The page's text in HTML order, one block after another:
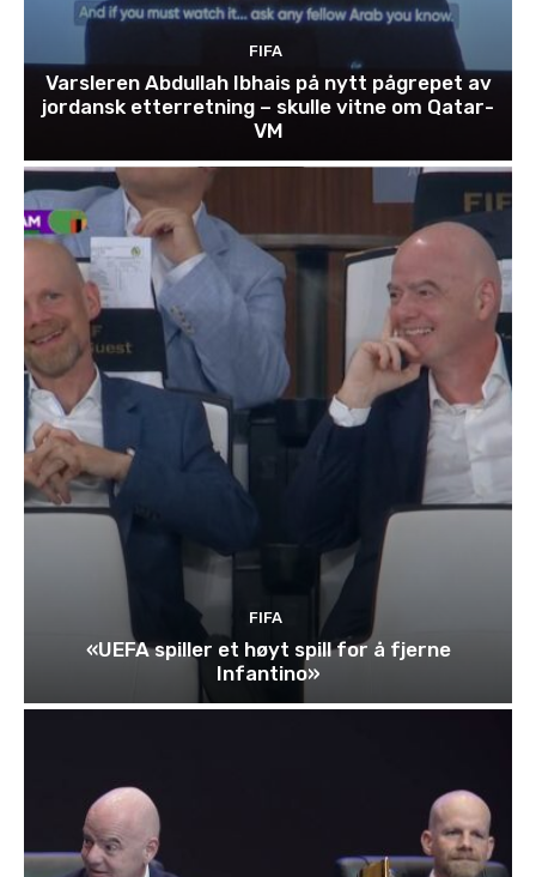
FIFA
Varsleren Abdullah Ibhais på nytt pågrepet av
jordansk etterretning – skulle vitne om Qatar-
VM
FIFA
«UEFA spiller et høyt spill for å fjerne
Infantino»